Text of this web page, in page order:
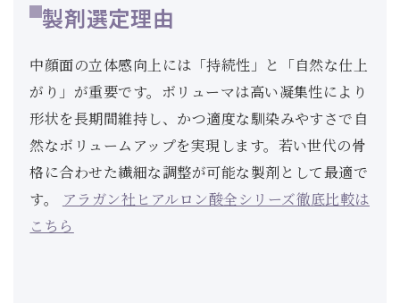
製剤選定理由
中顔面の立体感向上には「持続性」と「自然な仕上
がり」が重要です。ボリューマは高い凝集性により
形状を長期間維持し、かつ適度な馴染みやすさで自
然なボリュームアップを実現します。若い世代の骨
格に合わせた繊細な調整が可能な製剤として最適で
す。 アラガン社ヒアルロン酸全シリーズ徹底比較は
こちら